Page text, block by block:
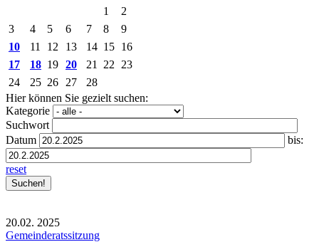
1
2
3
4 5 6 7 8
9
10
11 12 13 14 15 16
17
18 19 20 21 22
23
24
25 26 27
28
Hier können Sie gezielt suchen:
Kategorie
Suchwort
Datum
bis:
reset
20.02. 2025
Gemeinderatssitzung